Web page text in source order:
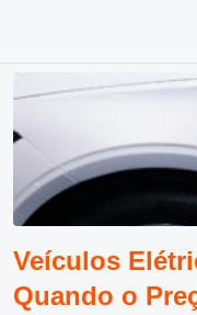
Veículos
Quando o